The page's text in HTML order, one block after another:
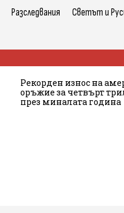
Разследвания Светът и
Рекорден износ на
оръжие за четвърт
през миналата година